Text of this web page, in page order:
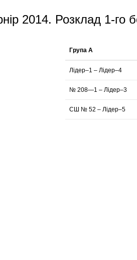
2014. Розклад 1-
Група A
Лідер–1 – Лідер–4
№ 208—1 – Лідер–3
СШ № 52 – Лідер–5